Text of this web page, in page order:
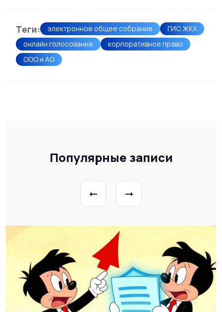
Теги: электронное общее собрание
ГИС ЖКХ
онлайн голосование
корпоративное право
ООО и АО
Популярные записи